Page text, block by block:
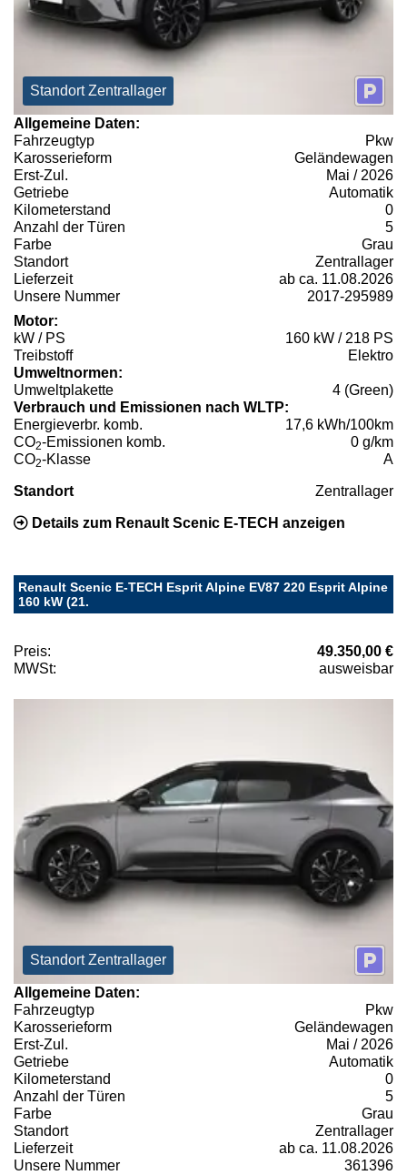
Standort Zentrallager
Allgemeine Daten:
Fahrzeugtyp
Pkw
Karosserieform
Geländewagen
Erst-Zul.
Mai / 2026
Getriebe
Automatik
Kilometerstand
0
Anzahl der Türen
5
Farbe
Grau
Standort
Zentrallager
Lieferzeit
ab ca. 11.08.2026
Unsere Nummer
2017-295989
Motor:
kW / PS
160 kW / 218 PS
Treibstoff
Elektro
Umweltnormen:
Umweltplakette
4 (Green)
Verbrauch und Emissionen nach WLTP:
Energieverbr. komb.
17,6 kWh/100km
CO2-Emissionen komb.
0 g/km
CO2-Klasse A
Standort Zentrallager
Details zum Renault Scenic E-TECH anzeigen
Renault Scenic E-TECH Esprit Alpine EV87 220 Esprit Alpine
160 kW (21.
Preis:
49.350,00 €
MWSt:
ausweisbar
Standort Zentrallager
Allgemeine Daten:
Fahrzeugtyp
Pkw
Karosserieform
Geländewagen
Erst-Zul.
Mai / 2026
Getriebe
Automatik
Kilometerstand
0
Anzahl der Türen
5
Farbe
Grau
Standort
Zentrallager
Lieferzeit
ab ca. 11.08.2026
Unsere Nummer
361396